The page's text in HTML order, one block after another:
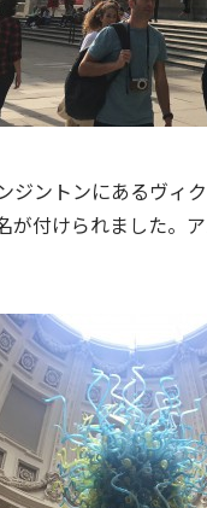
ジントンにあるヴィ
が付けられました。